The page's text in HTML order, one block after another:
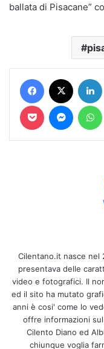
ballata di Pisacane”
Facebook
Pocket
Cilentano.it nasce nel
presentava delle
video e fotografici. Il
ed il sito ha mutato
anni è cosi' come lo
offre informazioni
Cilento Diano ed
chiunque voglia